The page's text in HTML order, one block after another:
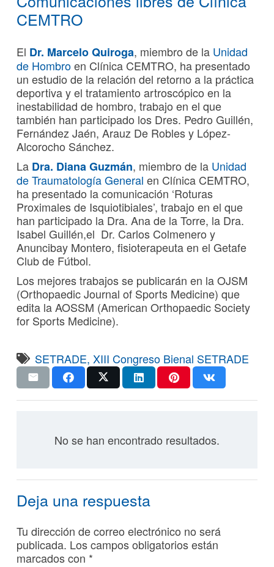
CEMTRO
El Dr. Marcelo Quiroga, miembro de la Unidad
de Hombroen Clínica CEMTRO, ha presentado
un estudio de la relación del retorno a la práctica
deportiva y el tratamiento artroscópico en la
inestabilidad de hombro, trabajo en el que
también han participado los Dres. Pedro Guillén,
Fernández Jaén, Arauz De Robles y López-
Alcorocho Sánchez.
La Dra. Diana Guzmán, miembro de la Unidad
de Traumatología General en Clínica CEMTRO,
ha presentado la comunicación ‘Roturas
Proximales de Isquiotibiales’, trabajo en el que
han participado la Dra. Ana de la Torre, la Dra.
Isabel Guillén,el Dr. Carlos Colmenero y
Anuncibay Montero, fisioterapeuta en el Getafe
Club de Fútbol.
Los mejores trabajos se publicarán en la OJSM
(Orthopaedic Journal of Sports Medicine) que
edita la AOSSM (American Orthopaedic Society
for Sports Medicine).
SETRADE, XIII Congreso Bienal SETRADE
No se han encontrado resultados.
Deja una respuesta
Tu dirección de correo electrónico no será
publicada. Los campos obligatorios están
marcados con *